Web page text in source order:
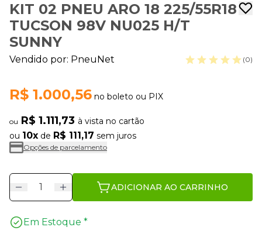
KIT 02 PNEU ARO 18 225/55R18
TUCSON 98V NU025 H/T
SUNNY
Vendido por: PneuNet (0)
R$ 1.000,56 no boleto ou PIX
ou R$ 1.111,73 à vista no cartão
ou 10x de R$ 111,17 sem juros
Opções de parcelamento
ADICIONAR AO CARRINHO
Em Estoque *